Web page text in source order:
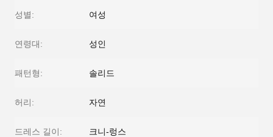
성별: 여성
연령대: 성인
패턴형: 솔리드
허리: 자연
드레스 길이: 크니-렁스